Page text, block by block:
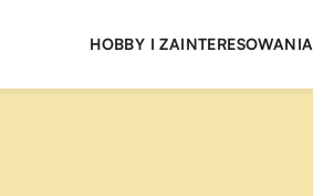
HOBBY I ZAINTERESOWANIA